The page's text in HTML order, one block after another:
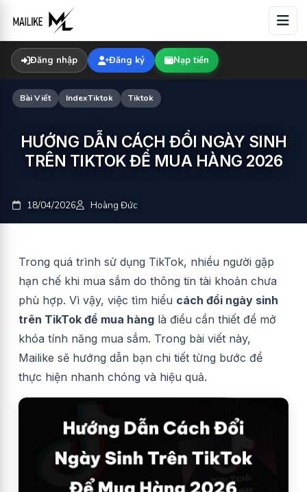
content
Đăng nhập Đăng ký Nạp tiền
Bài Viết IndexTiktok Tiktok
HƯỚNG DẪN CÁCH ĐỔI NGÀY SINH
TRÊN TIKTOK ĐỂ MUA HÀNG 2026
18/04/2026 Hoàng Đức
Trong quá trình sử dụng TikTok, nhiều người gặp
hạn chế khi mua sắm do thông tin tài khoản chưa
phù hợp. Vì vậy, việc tìm hiểu cách đổi ngày sinh
trên TikTok để mua hàng là điều cần thiết để mở
khóa tính năng mua sắm. Trong bài viết này,
Mailike sẽ hướng dẫn bạn chi tiết từng bước để
thực hiện nhanh chóng và hiệu quả.